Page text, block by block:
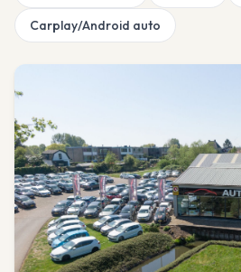
Carplay/Android auto